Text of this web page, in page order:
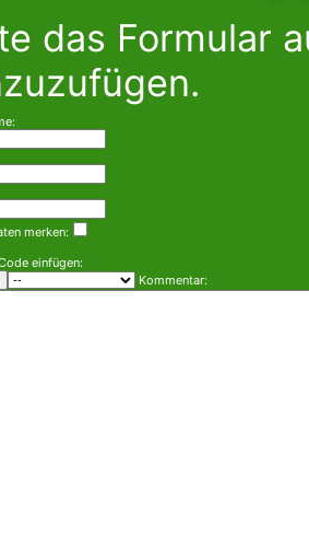
das Formular
merken:
einfügen:
Kommentar: